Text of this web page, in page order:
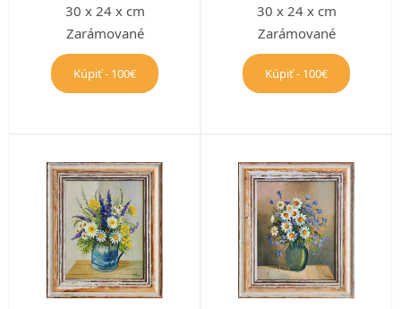
30 x 24 x cm
Zarámované
Kúpiť - 100€
30 x 24 x cm
Zarámované
Kúpiť - 100€